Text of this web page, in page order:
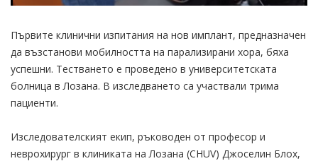
Първите клинични изпитания на нов имплант, предназначен
да възстанови мобилността на парализирани хора, бяха
успешни. Тестването е проведено в университетската
болница в Лозана. В изследването са участвали трима
пациенти.
Изследователският екип, ръководен от професор и
неврохирург в клиниката на Лозана (CHUV) Джоселин Блох,